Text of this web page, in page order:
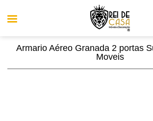
Armario Aéreo Granada 2 portas
Moveis